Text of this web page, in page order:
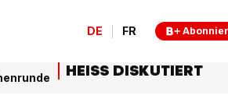
DE FR
HEISS DISKUTIERT